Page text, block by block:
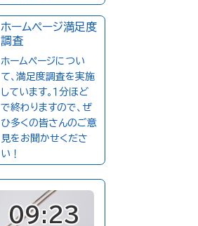
ホームページ満足度
調査
ホームページについ
て、満足度調査を実施
しています。１分ほど
で終わりますので、ぜ
ひ多くの皆さんのご意
見をお聞かせくださ
い！
09:23